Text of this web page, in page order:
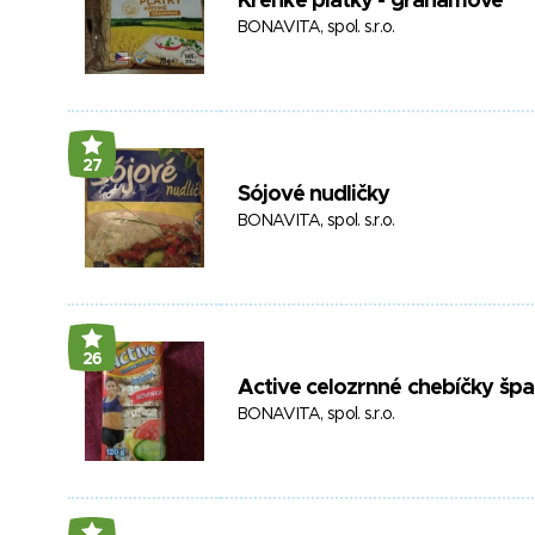
BONAVITA, spol. s.r.o.
27
Sójové nudličky
BONAVITA, spol. s.r.o.
26
Active celozrnné chebíčky
BONAVITA, spol. s.r.o.